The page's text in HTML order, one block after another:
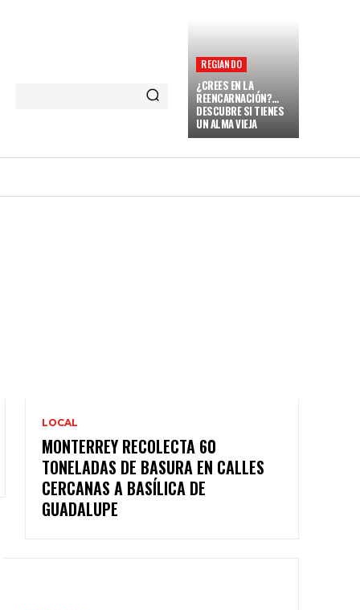
REGIANDO
¿CREES EN LA
REENCARNACIÓN?…
DESCUBRE SI TIENES
UN ALMA VIEJA
LOCAL
MONTERREY RECOLECTA 60
TONELADAS DE BASURA EN CALLES
CERCANAS A BASÍLICA DE
GUADALUPE